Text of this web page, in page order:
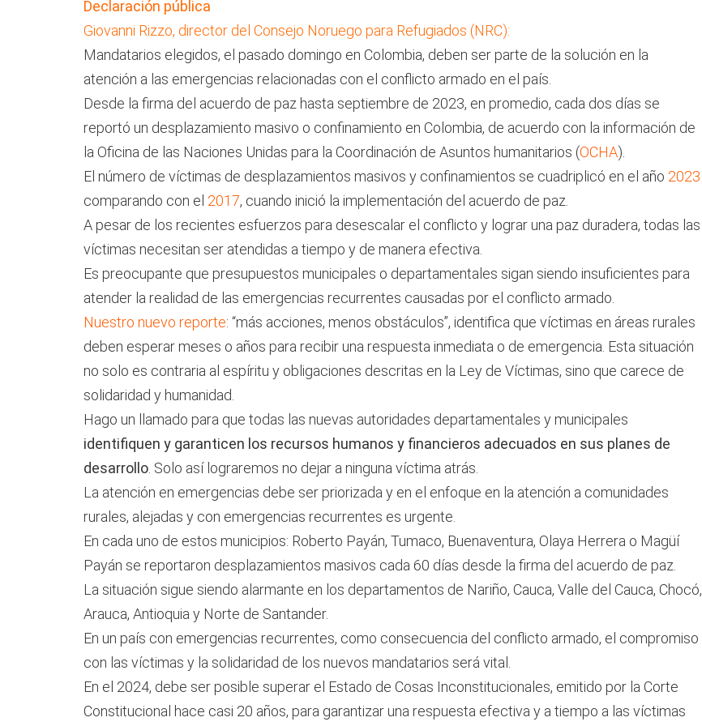
Declaración pública
Giovanni Rizzo, director del Consejo Noruego para Refugiados (NRC):
Mandatarios elegidos, el pasado domingo en Colombia, deben ser parte de la solución en la
atención a las emergencias relacionadas con el conflicto armado en el país.
Desde la firma del acuerdo de paz hasta septiembre de 2023, en promedio, cada dos días se
reportó un desplazamiento masivo o confinamiento en Colombia, de acuerdo con la información de
la Oficina de las Naciones Unidas para la Coordinación de Asuntos humanitarios (OCHA).
El número de víctimas de desplazamientos masivos y confinamientos se cuadriplicó en el año 2023
comparando con el 2017, cuando inició la implementación del acuerdo de paz.
A pesar de los recientes esfuerzos para desescalar el conflicto y lograr una paz duradera, todas las
víctimas necesitan ser atendidas a tiempo y de manera efectiva.
Es preocupante que presupuestos municipales o departamentales sigan siendo insuficientes para
atender la realidad de las emergencias recurrentes causadas por el conflicto armado.
Nuestro nuevo reporte: “más acciones, menos obstáculos”, identifica que víctimas en áreas rurales
deben esperar meses o años para recibir una respuesta inmediata o de emergencia. Esta situación
no solo es contraria al espíritu y obligaciones descritas en la Ley de Víctimas, sino que carece de
solidaridad y humanidad.
Hago un llamado para que todas las nuevas autoridades departamentales y municipales
identifiquen y garanticen los recursos humanos y financieros adecuados en sus planes de
desarrollo. Solo así lograremos no dejar a ninguna víctima atrás.
La atención en emergencias debe ser priorizada y en el enfoque en la atención a comunidades
rurales, alejadas y con emergencias recurrentes es urgente.
En cada uno de estos municipios: Roberto Payán, Tumaco, Buenaventura, Olaya Herrera o Magüí
Payán se reportaron desplazamientos masivos cada 60 días desde la firma del acuerdo de paz.
La situación sigue siendo alarmante en los departamentos de Nariño, Cauca, Valle del Cauca, Chocó,
Arauca, Antioquia y Norte de Santander.
En un país con emergencias recurrentes, como consecuencia del conflicto armado, el compromiso
con las víctimas y la solidaridad de los nuevos mandatarios será vital.
En el 2024, debe ser posible superar el Estado de Cosas Inconstitucionales, emitido por la Corte
Constitucional hace casi 20 años, para garantizar una respuesta efectiva y a tiempo a las víctimas